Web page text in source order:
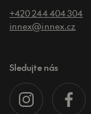
+420 244 404 304
innex@innex.cz
Sledujte nás